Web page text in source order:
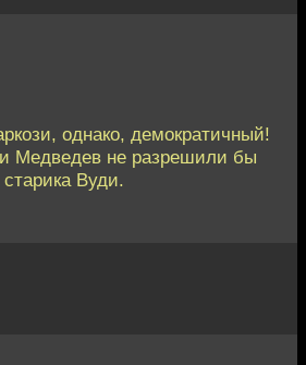
однако, демократичный!
Медведев не разрешили бы
Вуди.